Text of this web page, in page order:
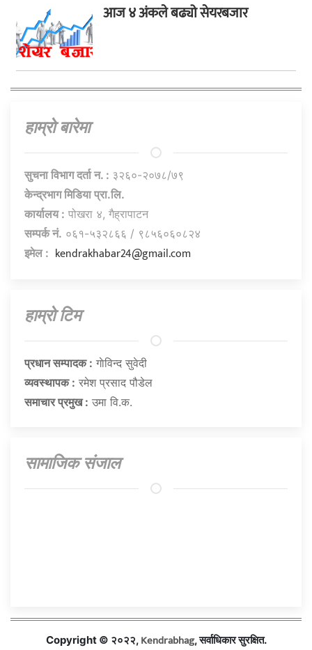
आज ४ अंकले बढ्यो सेयरबजार
हाम्राे बारेमा
सुचना विभाग दर्ता न. : ३२६०-२०७८/७९
केन्द्रभाग मिडिया प्रा.लि.
कार्यालय : पोखरा ४, गैह्रापाटन
सम्पर्क नं. ०६१-५३२८६६ / ९८५६०६०८२४
इमेल : kendrakhabar24@gmail.com
हाम्राे टिम
प्रधान सम्पादक : गाेविन्द सुवेदी
व्यवस्थापक : रमेश प्रसाद पौडेल
समाचार प्रमुख : उमा वि.क.
सामाजिक संजाल
Copyright © २०२२, Kendrabhag, सर्वाधिकार सुरक्षित.